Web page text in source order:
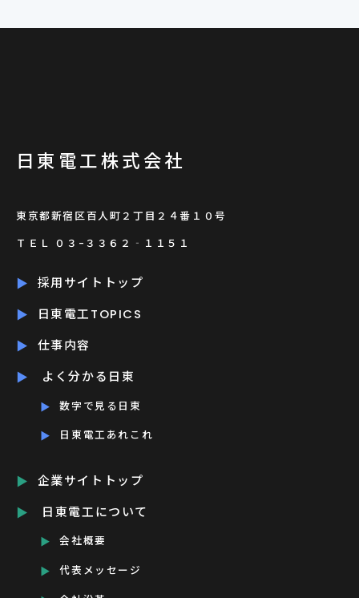
日東電工株式会社
東京都新宿区百人町２丁目２４番１０号
ＴＥＬ ０３-３３６２‐１１５１
採用サイトトップ
日東電工TOPICS
仕事内容
よく分かる日東
数字で見る日東
日東電工あれこれ
企業サイトトップ
日東電工について
会社概要
代表メッセージ